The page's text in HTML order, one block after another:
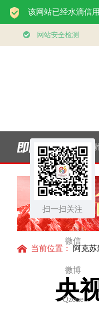
扫一扫关注
微信
微博
Qzone
总书记的人民情怀
｜“扎扎实实建设现
代化产业体系”
当前位置： 阿克苏
央